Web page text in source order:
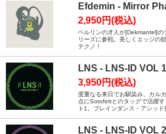
Efdemin - Mirror
2,950円(税込)
ベルリンの才人が[Dekmantel]の
リーズに参戦。美しくエッジの
テクノ！
LNS - LNS-ID VOL 1
3,950円(税込)
度重なる来日でお馴染み、カル
点にSotofettとのタッグで活躍
ト1。ブレインダンス・アシッド
LNS - LNS-ID VOL 2